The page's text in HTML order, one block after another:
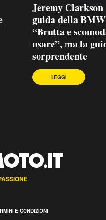
Jeremy
guida della
“Brutta e
usare”, ma la
sorprendente
LEGGI
E CONDIZIONI